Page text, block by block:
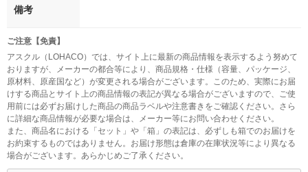
備考
ご注意【免責】
アスクル（LOHACO）では、サイト上に最新の商品情報を表示するよう努めて
おりますが、メーカーの都合等により、商品規格・仕様（容量、パッケージ、
原材料、原産国など）が変更される場合がございます。このため、実際にお届
けする商品とサイト上の商品情報の表記が異なる場合がございますので、ご使
用前には必ずお届けした商品の商品ラベルや注意書きをご確認ください。さら
に詳細な商品情報が必要な場合は、メーカー等にお問い合わせください。
また、商品名における「セット」や「箱」の表記は、必ずしも箱でのお届けを
お約束するものではありません。お届け形態は倉庫の在庫状況等により異なる
場合がございます。あらかじめご了承ください。